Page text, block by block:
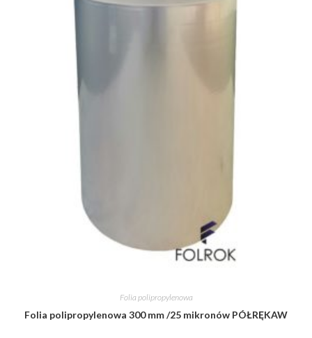
Folia polipropylenowa
Folia polipropylenowa 300 mm /25 mikronów PÓŁRĘKAW